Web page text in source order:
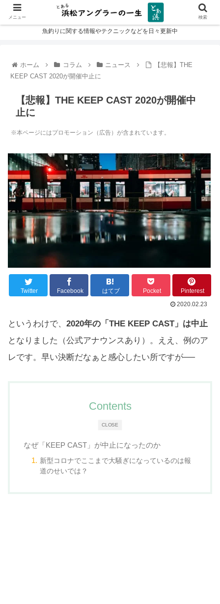
魚釣りに関する情報やテクニックなどを日々更新中
ホーム コラム ニュース
【悲報】THE
KEEP CAST 2020が開催中止に
【悲報】THE KEEP CAST 2020が開催中
止に
※本ページにはプロモーション（広告）が含まれています。
Twitter Facebook はてブ Pocket
Pinterest
2020.02.23
というわけで、 2020年の「THE KEEP CAST」は中止
となりました（公式アナウンスあり）。ええ、例のア
レです。早い決断だなぁと感心したい所ですが──
CLOSE
Contents
なぜ「KEEP CAST」が中止になったのか
新型コロナでここまで大騒ぎになっているのは報
道のせいでは？
メニュー 検索